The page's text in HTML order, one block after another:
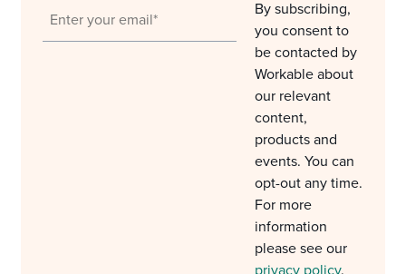
By subscribing,
you consent to
be contacted by
Workable about
our relevant
content,
products and
events. You can
opt-out any time.
For more
information
please see our